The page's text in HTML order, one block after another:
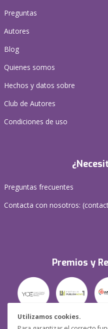
Utilizamos cookies.
Preguntas
Autores
Blog
Quienes somos
Hechos y datos sobre
Club de Autores
Condiciones de uso
Preguntas frecuentes
Contacta con nosotros: (
Premios y